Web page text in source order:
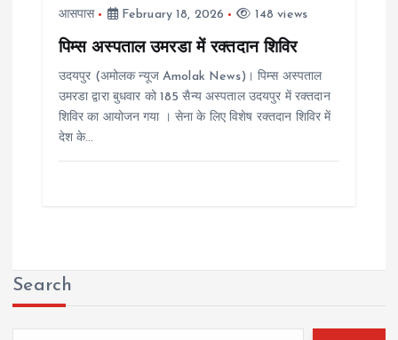
आसपास February 18, 2026 148 views
पिम्स अस्पताल उमरडा में रक्तदान शिविर
उदयपुर (अमोलक न्यूज Amolak News)। पिम्स अस्पताल
उमरडा द्वारा बुधवार को 185 सैन्य अस्पताल उदयपुर में रक्तदान
शिविर का आयोजन गया । सेना के लिए विशेष रक्तदान शिविर में
देश के…
Search